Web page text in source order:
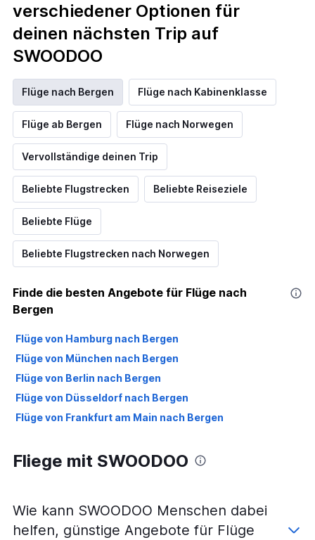
verschiedener Optionen für
deinen nächsten Trip auf
SWOODOO
Flüge nach Bergen Flüge nach Kabinenklasse
Flüge ab Bergen Flüge nach Norwegen
Vervollständige deinen Trip
Beliebte Flugstrecken Beliebte Reiseziele
Beliebte Flüge
Beliebte Flugstrecken nach Norwegen
Finde die besten Angebote für Flüge nach
Bergen
Flüge von Hamburg nach Bergen
Flüge von München nach Bergen
Flüge von Berlin nach Bergen
Flüge von Düsseldorf nach Bergen
Flüge von Frankfurt am Main nach Bergen
Fliege mit SWOODOO
Wie kann SWOODOO Menschen dabei
helfen, günstige Angebote für Flüge